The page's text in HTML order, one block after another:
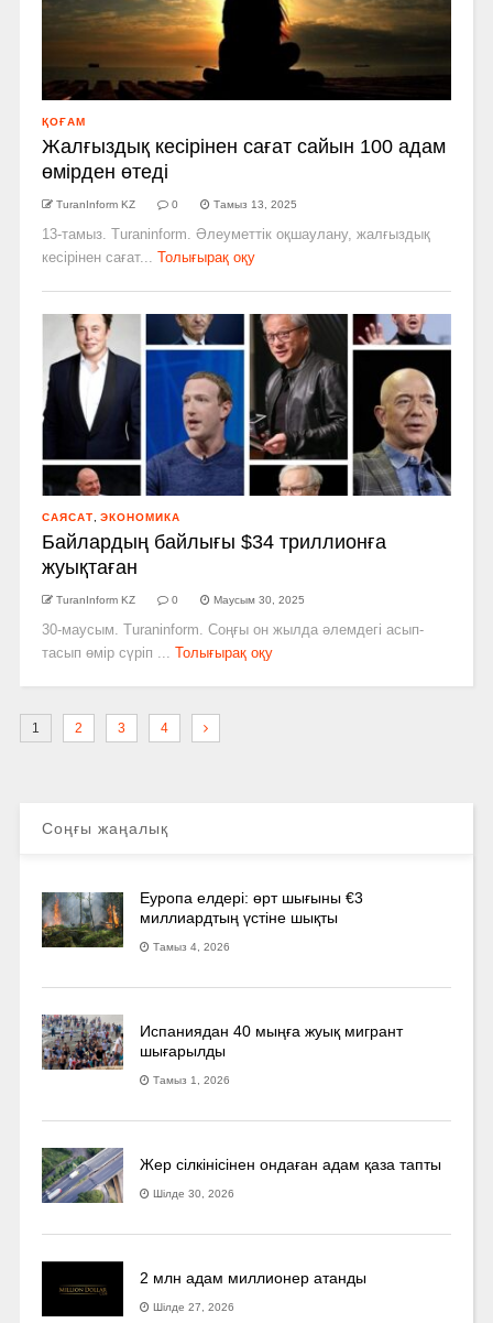
ҚОҒАМ
Жалғыздық кесірінен сағат сайын 100 адам
өмірден өтеді
TuranInform KZ 0 Тамыз 13, 2025
13-тамыз. Turaninform. Әлеуметтік оқшаулану, жалғыздық
кесірінен сағат...
Толығырақ оқу
САЯСАТ ЭКОНОМИКА
Байлардың байлығы $34 триллионға
жуықтаған
TuranInform KZ 0 Маусым 30, 2025
30-маусым. Turaninform. Соңғы он жылда әлемдегі асып-
тасып өмір сүріп ...
Толығырақ оқу
1 2 3 4
Соңғы жаңалық
Еуропа елдері: өрт шығыны €3
миллиардтың үстіне шықты
Тамыз 4, 2026
Испаниядан 40 мыңға жуық мигрант
шығарылды
Тамыз 1, 2026
Жер сілкінісінен ондаған адам қаза тапты
Шілде 30, 2026
2 млн адам миллионер атанды
Шілде 27, 2026